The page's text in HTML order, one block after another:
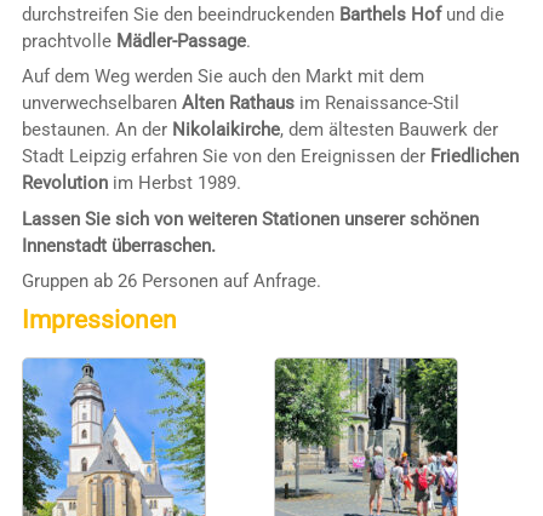
durchstreifen Sie den beeindruckenden Barthels Hofund die
prachtvolle Mädler-Passage.
Auf dem Weg werden Sie auch den Markt mit dem
unverwechselbaren Alten Rathausim Renaissance-Stil
bestaunen. An der Nikolaikirche, dem ältesten Bauwerk der
Stadt Leipzig erfahren Sie von den Ereignissen der Friedlichen
Revolutionim Herbst 1989.
Lassen Sie sich von weiteren Stationen unserer schönen
Innenstadt überraschen.
Gruppen ab 26 Personen auf Anfrage.
Impressionen